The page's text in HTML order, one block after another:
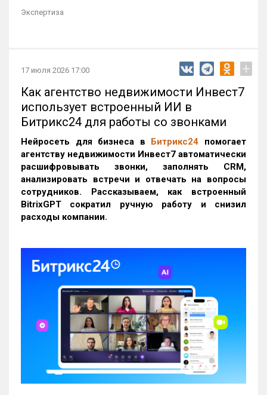
Экспертиза
17 июля 2026 17:00 +
Как агентство недвижимости Инвест7
использует встроенный ИИ в
Битрикс24 для работы со звонками
Нейросеть для бизнеса в Битрикс24 помогает
агентству недвижимости Инвест7 автоматически
расшифровывать звонки, заполнять CRM,
анализировать встречи и отвечать на вопросы
сотрудников. Рассказываем, как встроенный
BitrixGPT сократил ручную работу и снизил
расходы компании.